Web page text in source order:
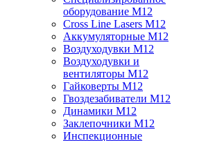
оборудование M12
Cross Line Lasers M12
Аккумуляторные M12
Воздуходувки M12
Воздуходувки и
вентиляторы M12
Гайковерты M12
Гвоздезабиватели M12
Динамики M12
Заклепочники M12
Инспекционные